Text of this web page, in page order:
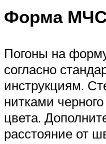
Форма МЧС
Погоны на
согласно
инструкциям.
нитками
цвета.
расстояние от